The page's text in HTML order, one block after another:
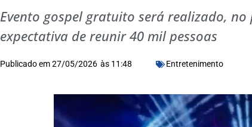
Evento gospel gratuito será realizado,
expectativa de reunir 40 mil pessoas
Publicado em27/05/2026 às 11:48 Entretenimento